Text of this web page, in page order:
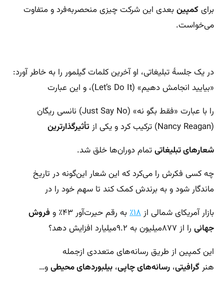
برایکمپینبعدی این شرکت چیزی منحصربه‌فرد و متفاوت
می‌خواست.
در یک جلسۀ تبلیغاتی، او آخرین کلمات گیلمور را به خاطر آورد:
«بیایید انجامش دهیم» (Let’s Do It)، و این عبارت
را با عبارت «فقط بگو نه» (Just Say No) نانسی ریگان
(Nancy Reagan) ترکیب کرد و یکی از
تأثیرگذارترین
شعارهای تبلیغاتیتمام دوران‌ها‌ خلق شد.
چه کسی فکرش را می‌کرد که این شعار این‌‌گونه در تاریخ
ماندگار شود و به برندش کمک کند تا سهم خود را در
بازار آمریکای شمالی از ۱۸٪ به رقم حیرت‌آور ۴۳٪ و
فروش
جهانی را از ۸۷۷میلیون به ۹.۲میلیارد افزایش دهد؟
این کمپین از طریق رسانه‌های متعددی ازجمله
هنر گرافیتی، رسانه‌های چاپی، بیلبوردهای محیطیو…